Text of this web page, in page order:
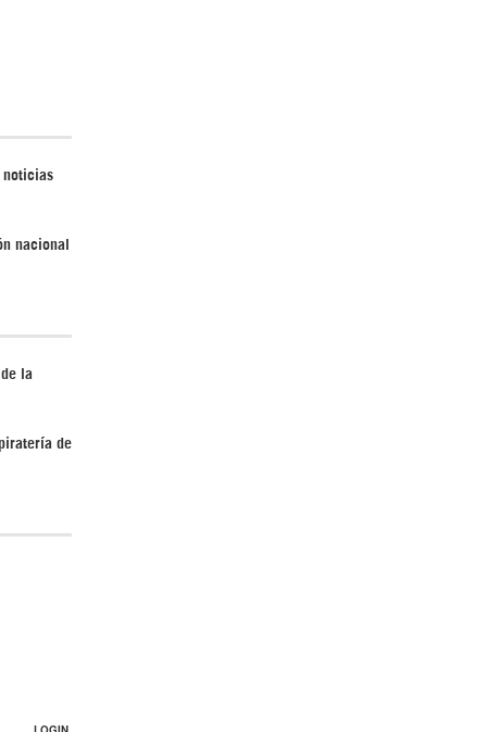
noticias
nacional
la
de